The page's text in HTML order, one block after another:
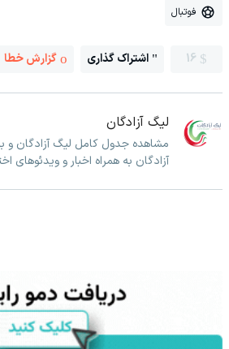
فوتبال
16 اشتراک گذاری گزارش خطا
لیگ آزادگان
مشاهده جدول کامل لیگ آزادگان و
آزادگان به همراه اخبار و ویدئوهای